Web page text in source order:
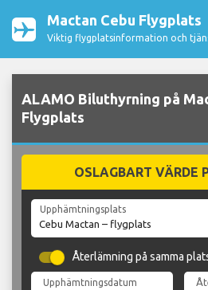
Mactan Cebu Flygplats
Viktig flygplatsinformation och
ALAMO Biluthyrning på
Flygplats
OSLAGBART VÄRDE
Upphämtningsplats
Återlämning på samma
Upphämtningsdatum